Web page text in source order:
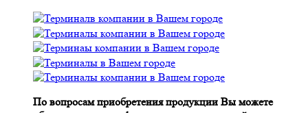
По вопросам приобретения продукции Вы можете